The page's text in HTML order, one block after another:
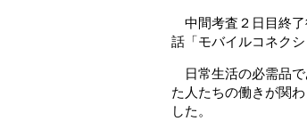
中間考査２日目終了
話「モバイルコネク
日常生活の必需品で
た人たちの働きが関
した。